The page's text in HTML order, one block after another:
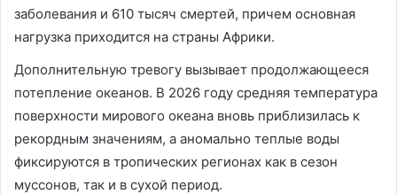
заболевания и 610 тысяч смертей, причем основная
нагрузка приходится на страны Африки.
Дополнительную тревогу вызывает продолжающееся
потепление океанов. В 2026 году средняя температура
поверхности мирового океана вновь приблизилась к
рекордным значениям, а аномально теплые воды
фиксируются в тропических регионах как в сезон
муссонов, так и в сухой период.